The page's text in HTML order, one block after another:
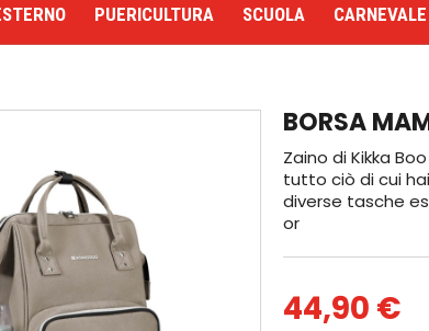
PUERICULTURA SCUOLA CARNEVALE
BORSA
Zaino di Kikka
tutto ciò di cui
diverse tasche
or
44,90 €